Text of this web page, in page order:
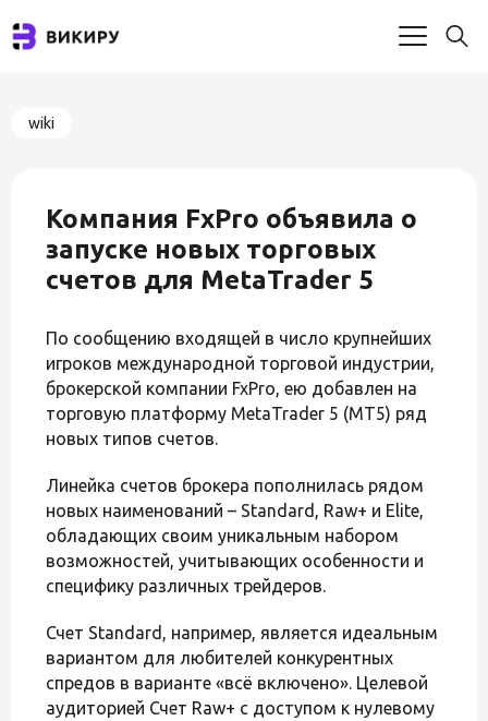
wiki
Компания FxPro объявила о
запуске новых торговых
счетов для MetaTrader 5
По сообщению входящей в число крупнейших
игроков международной торговой индустрии,
брокерской компании FxPro, ею добавлен на
торговую платформу MetaTrader 5 (MT5) ряд
новых типов счетов.
Линейка счетов брокера пополнилась рядом
новых наименований – Standard, Raw+ и Elite,
обладающих своим уникальным набором
возможностей, учитывающих особенности и
специфику различных трейдеров.
Счет Standard, например, является идеальным
вариантом для любителей конкурентных
спредов в варианте «всё включено». Целевой
аудиторией Счет Raw+ с доступом к нулевому